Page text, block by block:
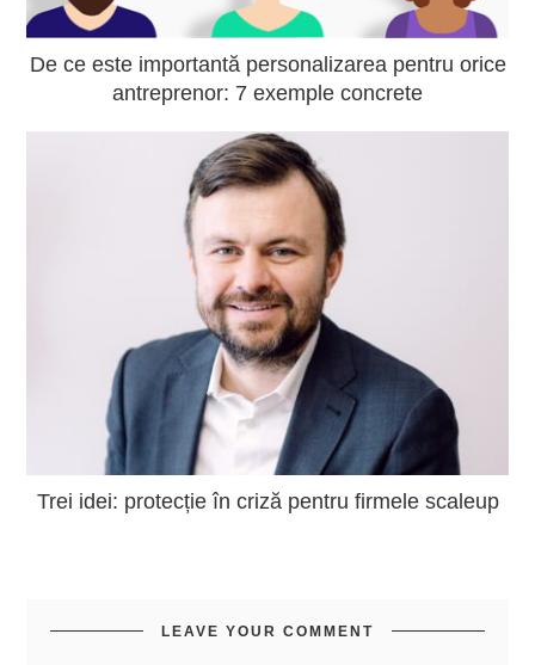
De ce este importantă personalizarea pentru orice
antreprenor: 7 exemple concrete
Trei idei: protecție în criză pentru firmele scaleup
LEAVE YOUR COMMENT